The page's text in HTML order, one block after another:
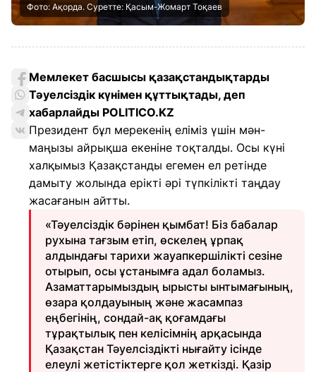
Фото: Ақорда. Суретте: Қасым-Жомарт Тоқаев
Мемлекет басшысы қазақстандықтарды
Тәуелсіздік күнімен құттықтады, деп
хабарлайды POLITICO.KZ
Президент бұл мерекенің еліміз үшін мән-
маңызы айрықша екеніне тоқталды. Осы күні
халқымыз Қазақстанды егемен ел ретінде
дамыту жолында ерікті әрі түпкілікті таңдау
жасағанын айтты.
«Тәуелсіздік бәрінен қымбат! Біз бабалар
рухына тағзым етіп, өскелең ұрпақ
алдындағы тарихи жауапкершілікті сезіне
отырып, осы ұстанымға адал боламыз.
Азаматтарымыздың ырысты ынтымағының,
өзара қолдауының және жасампаз
еңбегінің, сондай-ақ қоғамдағы
тұрақтылық пен келісімнің арқасында
Қазақстан Тәуелсіздікті нығайту ісінде
елеулі жетістіктерге қол жеткізді. Қазір